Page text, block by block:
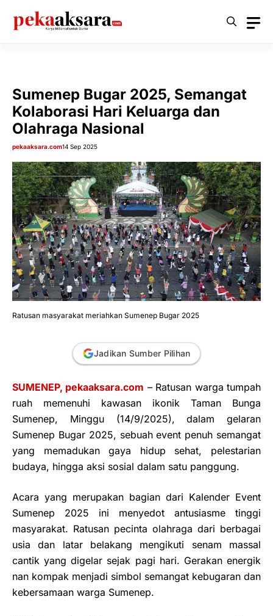
Sumenep Bugar 2025, Semangat
Kolaborasi Hari Keluarga dan
Olahraga Nasional
pekaaksara.com14 Sep 2025
Ratusan masyarakat meriahkan Sumenep Bugar 2025
Jadikan Sumber Pilihan
SUMENEP, pekaaksara.com – Ratusan warga tumpah
ruah memenuhi kawasan ikonik Taman Bunga
Sumenep, Minggu (14/9/2025), dalam gelaran
Sumenep Bugar 2025, sebuah event penuh semangat
yang memadukan gaya hidup sehat, pelestarian
budaya, hingga aksi sosial dalam satu panggung.
Acara yang merupakan bagian dari Kalender Event
Sumenep 2025 ini menyedot antusiasme tinggi
masyarakat. Ratusan pecinta olahraga dari berbagai
usia dan latar belakang mengikuti senam massal
cantik yang digelar sejak pagi hari. Gerakan energik
nan kompak menjadi simbol semangat kebugaran dan
kebersamaan warga Sumenep.